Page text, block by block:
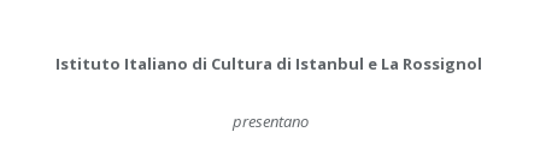
Istituto Italiano di Cultura di Istanbul e La Rossignol
presentano